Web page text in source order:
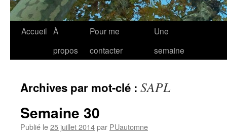
Accueil À
propos
Pour me
contacter
Une
semaine
Archives par mot-clé : SAPL
Semaine 30
Publié le25 juillet 2014par PUautomne